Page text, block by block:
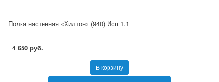
Полка настенная «Хилтон» (940) Исп 1.1
4 650 руб.
В корзину